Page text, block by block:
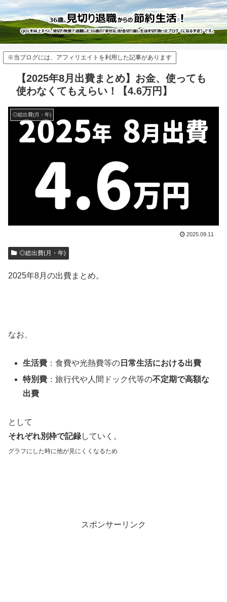
※当ブログには、アフィリエイトを利用した記事があります
【2025年8月出費まとめ】お金、使っても
使わなくてもえらい！【4.6万円】
◎総出費(月・年)
2025.09.11
◎総出費(月・年)
2025年8月の出費まとめ。
なお、
生活費 ：食費や光熱費等の 日常生活における出費
特別費 ：旅行代や人間ドック代等の不定期で高額な
出費
として
それぞれ別枠で記録していく。
グラフにした時に他が見にくくなるため
スポンサーリンク